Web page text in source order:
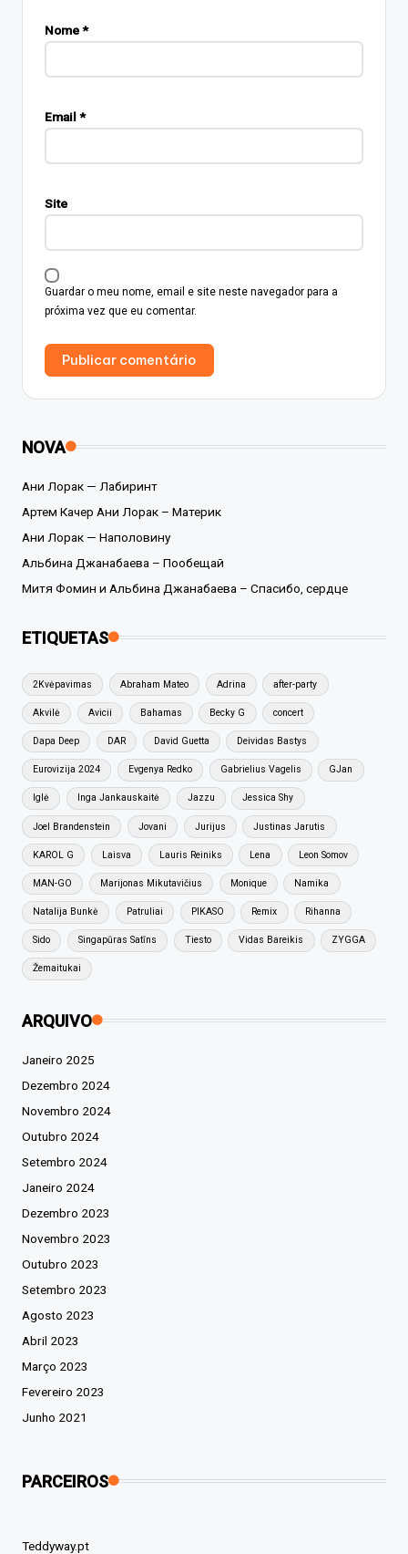
Nome*
Email *
Site
Guardar o meu nome, email e site neste navegador para a
próxima vez que eu comentar.
NOVA
Ани Лорак — Лабиринт
Артем Качер Ани Лорак – Материк
Ани Лорак — Наполовину
Альбина Джанабаева – Пообещай
Митя Фомин и Альбина Джанабаева – Спасибо, сердце
ETIQUETAS
2Kvėpavimas Abraham Mateo Adrina after-party
Akvilė Avicii Bahamas Becky G concert
Dapa Deep DAR David Guetta Deividas Bastys
Eurovizija 2024 Evgenya Redko Gabrielius Vagelis GJan
Iglė Inga Jankauskaitė Jazzu Jessica Shy
Joel Brandenstein Jovani Jurijus Justinas Jarutis
KAROL G Laisva Lauris Reiniks Lena Leon Somov
MAN-GO Marijonas Mikutavičius Monique Namika
Natalija Bunkė Patruliai PIKASO Remix Rihanna
Sido Singapūras Satīns Tiesto Vidas Bareikis ZYGGA
Žemaitukai
ARQUIVO
Janeiro 2025
Dezembro 2024
Novembro 2024
Outubro 2024
Setembro 2024
Janeiro 2024
Dezembro 2023
Novembro 2023
Outubro 2023
Setembro 2023
Agosto 2023
Abril 2023
Março 2023
Fevereiro 2023
Junho 2021
PARCEIROS
Teddyway.pt